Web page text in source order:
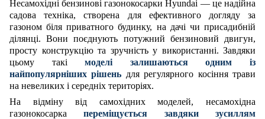
Несамохідні бензинові газонокосарки Hyundai — це надійна
садова техніка, створена для ефективного догляду за
газоном біля приватного будинку, на дачі чи присадибній
ділянці. Вони поєднують потужний бензиновий двигун,
просту конструкцію та зручність у використанні. Завдяки
цьому такімоделі залишаються одним із
найпопулярніших рішень для регулярного косіння трави
на невеликих і середніх територіях.
На відміну від самохідних моделей, несамохідна
газонокосаркапереміщується завдяки зусиллям